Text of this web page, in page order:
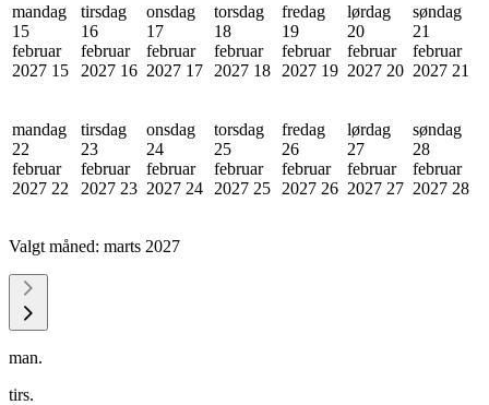
mandag
15
februar
2027 15
tirsdag
16
februar
2027 16
onsdag
17
februar
2027 17
torsdag
18
februar
2027 18
fredag
19
februar
2027 19
lørdag
20
februar
2027 20
søndag
21
februar
2027 21
mandag
22
februar
2027 22
tirsdag
23
februar
2027 23
onsdag
24
februar
2027 24
torsdag
25
februar
2027 25
fredag
26
februar
2027 26
lørdag
27
februar
2027 27
søndag
28
februar
2027 28
Valgt måned: marts 2027
man.
tirs.